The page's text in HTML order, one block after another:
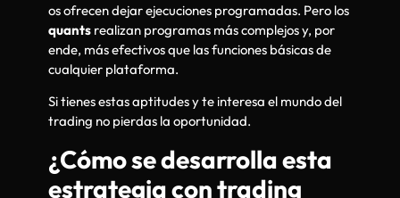
os ofrecen dejar ejecuciones programadas. Pero los
quants realizan programas más complejos y, por
ende, más efectivos que las funciones básicas de
cualquier plataforma.
Si tienes estas aptitudes y te interesa el mundo del
trading no pierdas la oportunidad.
¿Cómo se desarrolla esta
estrategia con trading